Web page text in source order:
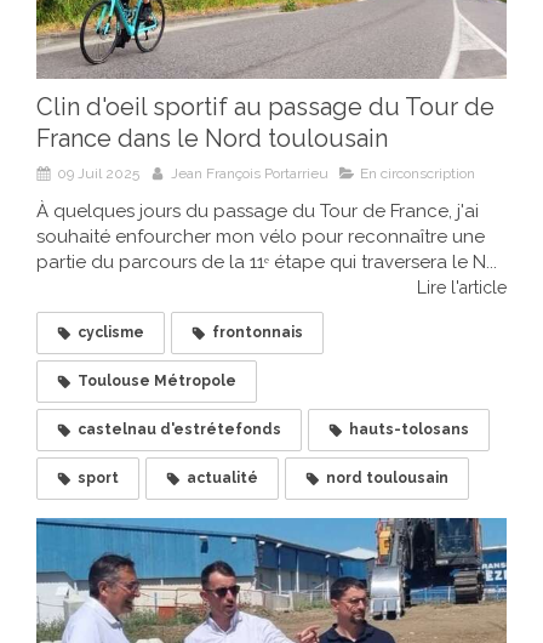
Clin d'oeil sportif au passage du Tour de
France dans le Nord toulousain
09 Juil 2025 Jean François Portarrieu En circonscription
À quelques jours du passage du Tour de France, j'ai
souhaité enfourcher mon vélo pour reconnaître une
partie du parcours de la 11ᵉ étape qui traversera le N...
Lire l'article
cyclisme frontonnais
Toulouse Métropole
castelnau d'estrétefonds hauts-tolosans
sport actualité nord toulousain